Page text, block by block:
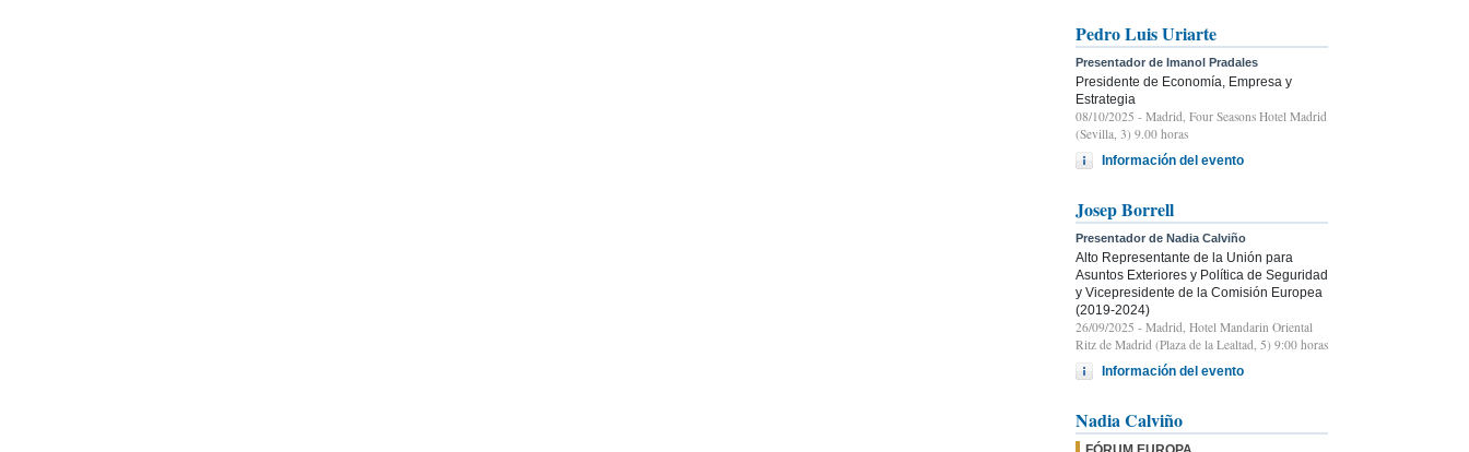
Pedro Luis Uriarte
Presentador de Imanol Pradales
Presidente de Economía, Empresa y
Estrategia
08/10/2025 - Madrid, Four Seasons Hotel Madrid
(Sevilla, 3) 9.00 horas
Información del evento
Josep Borrell
Presentador de Nadia Calviño
Alto Representante de la Unión para
Asuntos Exteriores y Política de Seguridad
y Vicepresidente de la Comisión Europea
(2019-2024)
26/09/2025 - Madrid, Hotel Mandarin Oriental
Ritz de Madrid (Plaza de la Lealtad, 5) 9:00 horas
Información del evento
Nadia Calviño